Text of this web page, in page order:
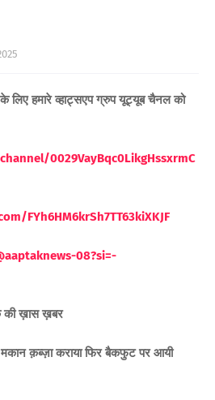
हमारे व्हाट्सएप ग्रुप यूट्यूब चैनल को
0029VayBqc0LikgHssxrmC
FYh6HM6krSh7TT63kiXKJF
08?si=-
की ख़ास ख़बर
क़ब्ज़ा कराया फिर बैकफुट पर आयी